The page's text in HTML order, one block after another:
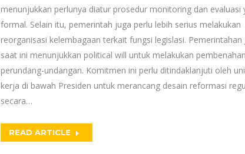
menunjukkan perlunya diatur prosedur monitoring dan evaluasi
formal. Selain itu, pemerintah juga perlu lebih serius melakukan
reorganisasi kelembagaan terkait fungsi legislasi. Pemerintahan
saat ini menunjukkan political will untuk melakukan
perundang-undangan. Komitmen ini perlu ditindaklanjuti oleh
kerja di bawah Presiden untuk merancang desain reformasi
secara…
READ ARTICLE